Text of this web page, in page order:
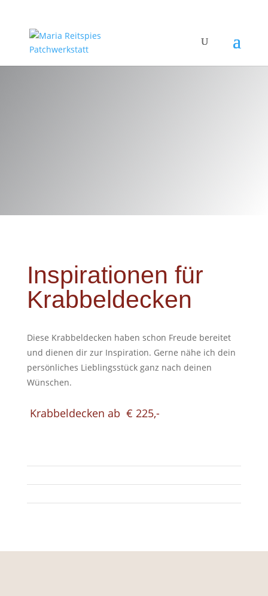
Inspirationen für
Krabbeldecken
Diese Krabbeldecken haben schon Freude bereitet
und dienen dir zur Inspiration. Gerne nähe ich dein
persönliches Lieblingsstück ganz nach deinen
Wünschen.
Krabbeldecken ab € 225,-